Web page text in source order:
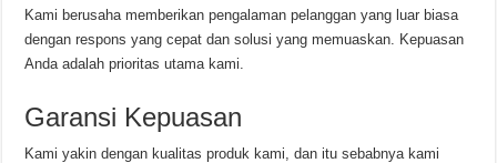
Kami berusaha memberikan pengalaman pelanggan yang luar biasa
dengan respons yang cepat dan solusi yang memuaskan. Kepuasan
Anda adalah prioritas utama kami.
Garansi Kepuasan
Kami yakin dengan kualitas produk kami, dan itu sebabnya kami